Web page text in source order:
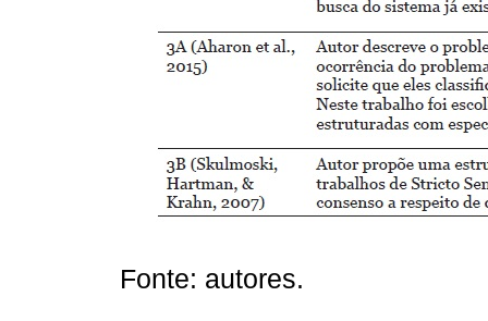
Fonte: autores.